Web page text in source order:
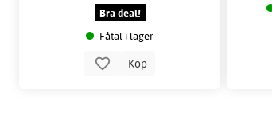
Bra deal!
Fåtal i lager
Köp